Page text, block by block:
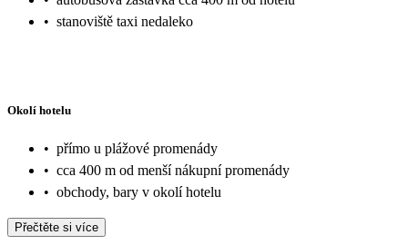
• stanoviště taxi nedaleko
Okolí hotelu
• přímo u plážové promenády
• cca 400 m od menší nákupní promenády
• obchody, bary v okolí hotelu
Přečtěte si více